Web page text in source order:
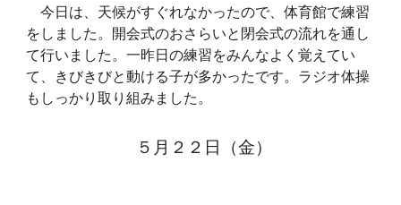
今日は、天候がすぐれなかったので、体育館で練習
をしました。開会式のおさらいと閉会式の流れを通し
て行いました。一昨日の練習をみんなよく覚えてい
て、きびきびと動ける子が多かったです。ラジオ体操
もしっかり取り組みました。
５月２２日（金）